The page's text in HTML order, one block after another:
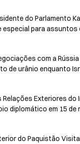
do Parlamento
para assuntos
com a
de urânio enquanto
Relações Exteriores do
diplomático em 15 de
do Paquistão Visita